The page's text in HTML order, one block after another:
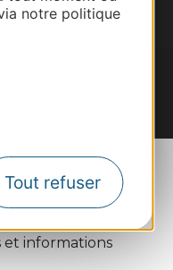
notre politique
Tout refuser
et informations